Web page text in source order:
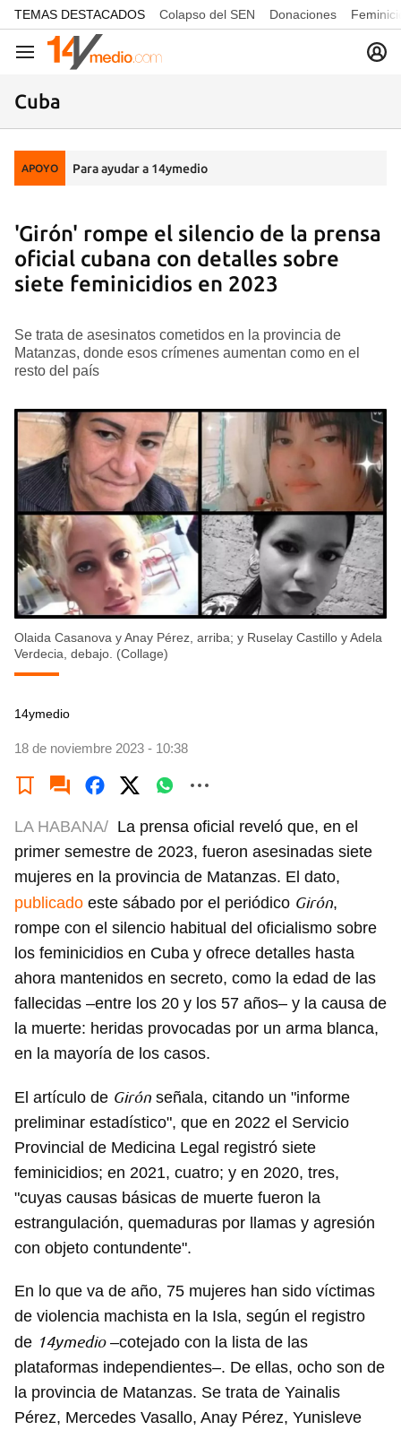
common.go-to-content
TEMAS DESTACADOS Colapso del SEN Donaciones
Navegación
Cuba
APOYO Para ayudar a 14ymedio
'Girón' rompe el silencio de la prensa
oficial cubana con detalles sobre
siete feminicidios en 2023
Se trata de asesinatos cometidos en la provincia de
Matanzas, donde esos crímenes aumentan como en el
resto del país
Olaida Casanova y Anay Pérez, arriba; y Ruselay Castillo y Adela
Verdecia, debajo. (Collage)
14ymedio
18 de noviembre 2023 - 10:38
LA HABANA/ La prensa oficial reveló que, en el
primer semestre de 2023, fueron asesinadas siete
mujeres en la provincia de Matanzas. El dato,
publicado este sábado por el periódico Girón,
rompe con el silencio habitual del oficialismo sobre
los feminicidios en Cuba y ofrece detalles hasta
ahora mantenidos en secreto, como la edad de las
fallecidas –entre los 20 y los 57 años– y la causa de
la muerte: heridas provocadas por un arma blanca,
en la mayoría de los casos.
El artículo de Girón señala, citando un "informe
preliminar estadístico", que en 2022 el Servicio
Provincial de Medicina Legal registró siete
feminicidios; en 2021, cuatro; y en 2020, tres,
"cuyas causas básicas de muerte fueron la
estrangulación, quemaduras por llamas y agresión
con objeto contundente".
En lo que va de año, 75 mujeres han sido víctimas
de violencia machista en la Isla, según el registro
de 14ymedio–cotejado con la lista de las
plataformas independientes–. De ellas, ocho son de
la provincia de Matanzas. Se trata de Yainalis
Pérez, Mercedes Vasallo, Anay Pérez, Yunisleve